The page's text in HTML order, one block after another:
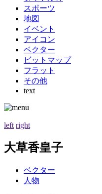
スポーツ
地図
イベント
アイコン
ベクター
ビットマップ
フラット
その他
text
left right
大草香皇子
ベクター
人物